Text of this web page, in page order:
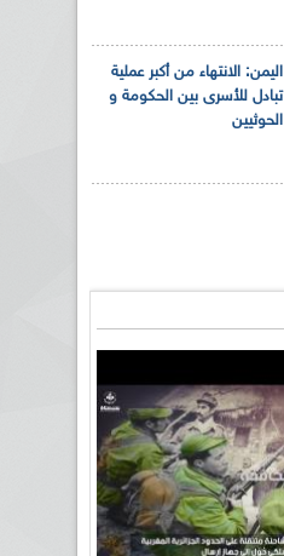
اليمن: الانتهاء من أكبر عملية
تبادل للأسرى بين الحكومة و
الحوثيين